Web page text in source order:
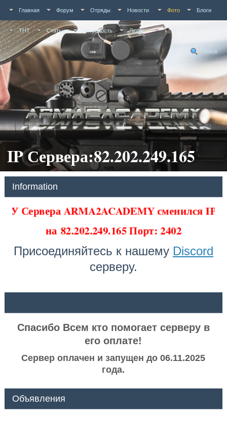
Главная Форум Отряды Новости Фото Блоги
ТНТ Статьи Активность Люди
Поиск
IP Сервера:82.202.249.165
Information
У Сервера ARMA2ACADEMY сменился IP
на82.202.249.165 Порт: 2402
Присоединяйтесь к нашему Discord
серверу.
Спасибо Всем кто помогает серверу в
его оплате!
Сервер оплачен и запущен до 06.11.2025
года.
Объявления